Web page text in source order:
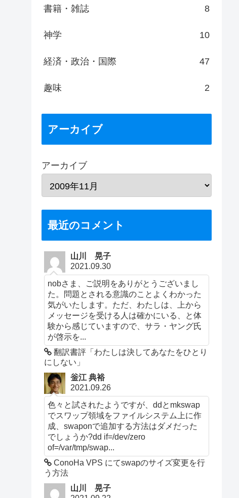
書籍・雑誌 8
神学 10
経済・政治・国際 47
趣味 2
アーカイブ
アーカイブ
最近のコメント
山川 晃子
2021.09.30
nobさま、ご説明をありがとうございまし
た。問題とされる意識のことよくわかった
気がいたします。ただ、わたしは、上から
メッセージを受ける人は確かにいる、と体
験から感じていますので、サラ・ヤング氏
が啓示を...
翻訳書評「わたしは決してあなたをひとり
にしない」
釡江 典裕
2021.09.26
色々と試されたようですが、ddとmkswap
でスワップ領域をファイルシステム上に作
成、swaponで追加する方法はダメだった
でしょうか?dd if=/dev/zero
of=/var/tmp/swap...
ConoHa VPS にてswapのサイズ変更を行
う方法
山川 晃子